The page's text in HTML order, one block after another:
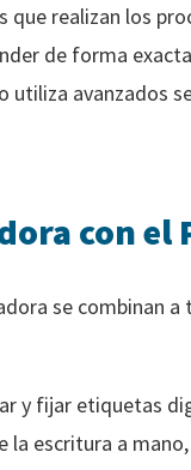
realizan los
de forma
utiliza avanzados
con el
se combinan a
y fijar etiquetas
escritura a